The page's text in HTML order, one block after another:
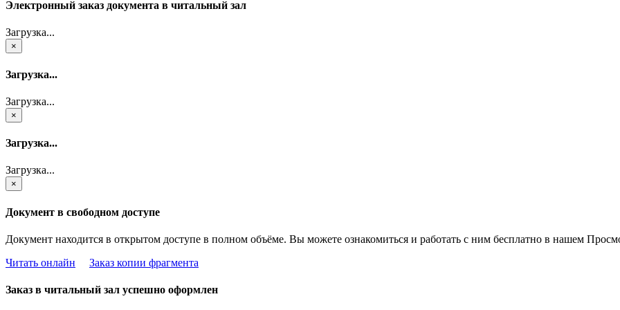
Электронный заказ документа в читальный зал
Загрузка...
×
Загрузка...
Загрузка...
×
Загрузка...
Загрузка...
×
Документ в свободном доступе
Документ находится в открытом доступе в полном объёме. Вы можете ознакомиться и работать с ним бесплатно в нашем
Читать онлайн
Заказ копии фрагмента
Заказ в читальный зал успешно оформлен